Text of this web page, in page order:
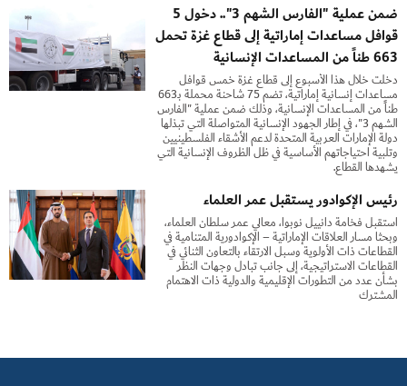
ضمن عملية "الفارس الشهم 3".. دخول 5
قوافل مساعدات إماراتية إلى قطاع غزة تحمل
663 طناً من المساعدات الإنسانية
دخلت خلال هذا الأسبوع إلى قطاع غزة خمس قوافل
مساعدات إنسانية إماراتية، تضم 75 شاحنة محملة بـ663
طناً من المساعدات الإنسانية، وذلك ضمن عملية "الفارس
الشهم 3"، في إطار الجهود الإنسانية المتواصلة التي تبذلها
دولة الإمارات العربية المتحدة لدعم الأشقاء الفلسطينيين
وتلبية احتياجاتهم الأساسية في ظل الظروف الإنسانية التي
يشهدها القطاع.
رئيس الإكوادور يستقبل عمر العلماء
استقبل فخامة دانييل نوبوا، معالي عمر سلطان العلماء،
وبحثا مسار العلاقات الإماراتية – الإكوادورية المتنامية في
القطاعات ذات الأولوية وسبل الارتقاء بالتعاون الثنائي في
القطاعات الاستراتيجية، إلى جانب تبادل وجهات النظر
بشأن عدد من التطورات الإقليمية والدولية ذات الاهتمام
المشترك